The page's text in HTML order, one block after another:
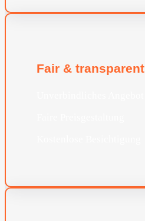
Fair & transparent